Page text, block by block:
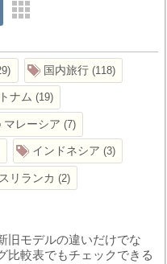
国内旅行 118
ナム 19
マレーシア 7
インドネシア 3
スリランカ 2
旧モデルの違いだけでな
比較表でもチェックできる